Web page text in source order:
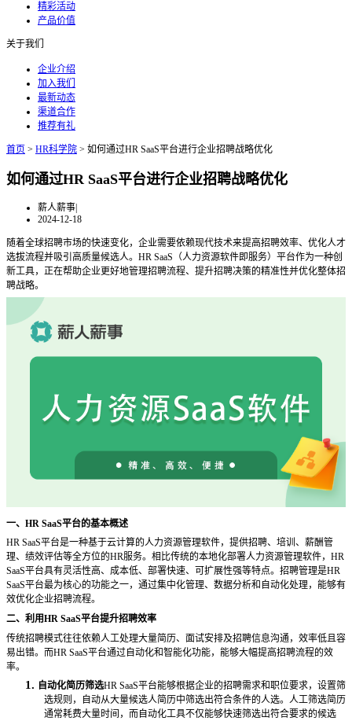
精彩活动
产品价值
关于我们
企业介绍
加入我们
最新动态
渠道合作
推荐有礼
首页 > HR科学院 > 如何通过HR SaaS平台进行企业招聘战略优化
如何通过HR SaaS平台进行企业招聘战略优化
薪人薪事|
2024-12-18
随着全球招聘市场的快速变化，企业需要依赖现代技术来提高招聘效率、优化人才
选拔流程并吸引高质量候选人。 HR SaaS（人力资源软件即服务）平台作为一种创
新工具，正在帮助企业更好地管理招聘流程、提升招聘决策的精准性并优化整体招
聘战略。
一、 HR SaaS平台的基本概述
HR SaaS平台是一种基于云计算的人力资源管理软件，提供招聘、培训、薪酬管
理、绩效评估等全方位的HR服务。相比传统的本地化部署人力资源管理软件，HR
SaaS平台具有灵活性高、成本低、部署快速、可扩展性强等特点。招聘管理是HR
SaaS平台最为核心的功能之一，通过集中化管理、数据分析和自动化处理，能够有
效优化企业招聘流程。
二、利用HR SaaS平台提升招聘效率
传统招聘模式往往依赖人工处理大量简历、面试安排及招聘信息沟通，效率低且容
易出错。而HR SaaS平台通过自动化和智能化功能，能够大幅提高招聘流程的效
率。
1. 自动化简历筛选HR SaaS平台能够根据企业的招聘需求和职位要求，设置筛
选规则，自动从大量候选人简历中筛选出符合条件的人选。人工筛选简历
通常耗费大量时间，而自动化工具不仅能够快速筛选出符合要求的候选